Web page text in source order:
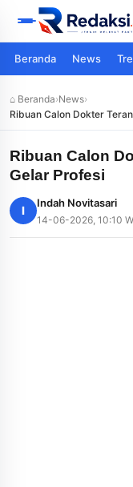
Beranda News
⌂ Beranda›News›
Ribuan Calon Dokter
Ribuan Calon
Gelar Profesi
I
Indah Novitasari
14-06-2026, 10:10